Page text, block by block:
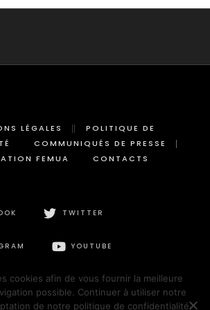
LÉGALES
POLITIQUE DE
COMMUNIQUÉS DE PRESSE
FEMUA
CONTACTS
TWITTER
YOUTUBE
cookies afin de vous fournir la meilleure
possible. Continuer à utiliser notre
de notre politique de confidentialité.